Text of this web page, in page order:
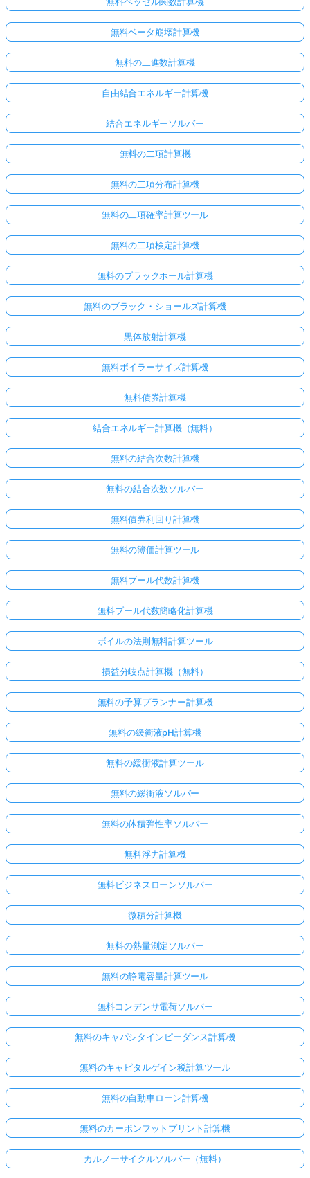
あ
り
ま
最
初
の
質
問
を
す
る
無料ベータ崩壊計算機
無料の二進数計算機
自由結合エネルギー計算機
結合エネルギーソルバー
無料の二項計算機
無料の二項分布計算機
無料の二項確率計算ツール
無料の二項検定計算機
無料のブラックホール計算機
無料のブラック・ショールズ計算機
黒体放射計算機
無料ボイラーサイズ計算機
無料債券計算機
結合エネルギー計算機（無料）
無料の結合次数計算機
無料の結合次数ソルバー
無料債券利回り計算機
無料の簿価計算ツール
無料ブール代数計算機
無料ブール代数簡略化計算機
ボイルの法則無料計算ツール
損益分岐点計算機（無料）
無料の予算プランナー計算機
無料の緩衝液pH計算機
無料の緩衝液計算ツール
無料の緩衝液ソルバー
無料の体積弾性率ソルバー
無料浮力計算機
無料ビジネスローンソルバー
微積分計算機
無料の熱量測定ソルバー
無料の静電容量計算ツール
無料コンデンサ電荷ソルバー
無料のキャパシタインピーダンス計算機
無料のキャピタルゲイン税計算ツール
無料の自動車ローン計算機
無料のカーボンフットプリント計算機
カルノーサイクルソルバー（無料）